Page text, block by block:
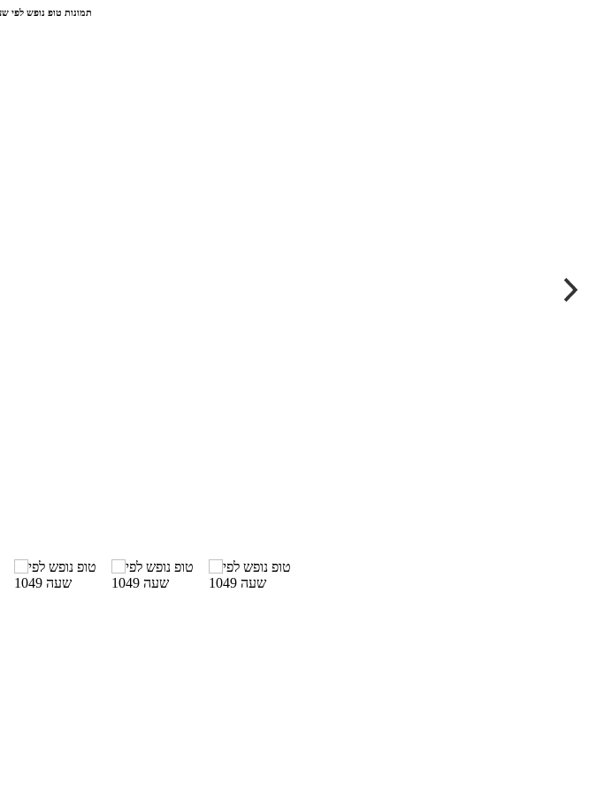
תמונות טופ נופש לפי שעה